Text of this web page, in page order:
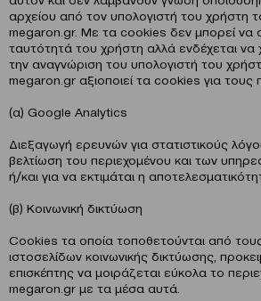
αρχείου από τον υπολογιστή του χρήστη
megaron.gr. Με τα cookies δεν μπορεί να
ταυτότητά του χρήστη αλλά ενδέχεται να
την αναγνώριση του υπολογιστή του
megaron.gr αξιοποιεί τα cookies για
(α) Google Analytics
Διεξαγωγή ερευνών για στατιστικούς
βελτίωση του περιεχομένου και των
ή/και για να εκτιμάται η
(β) Κοινωνική δικτύωση
Cookies τα οποία τοποθετούνται από
ιστοσελίδων κοινωνικής δικτύωσης,
επισκέπτης να μοιράζεται εύκολα το
megaron.gr με τα μέσα αυτά.